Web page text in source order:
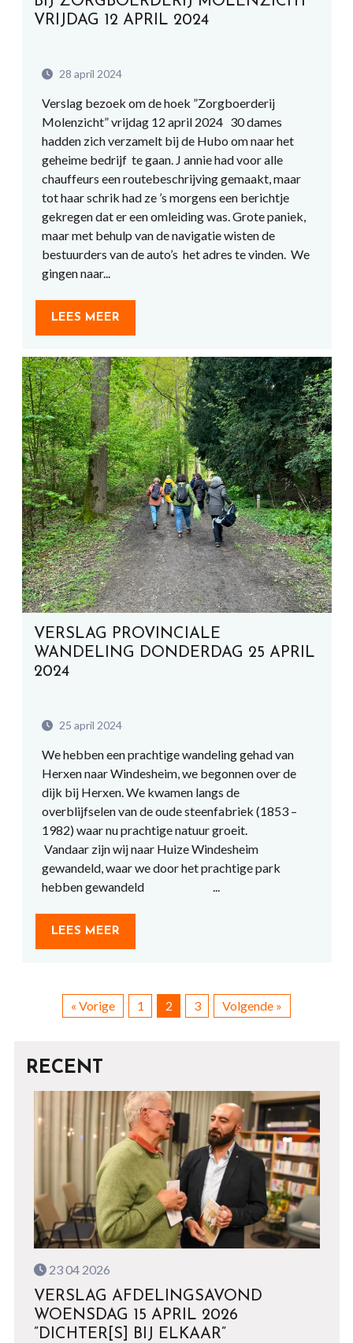
VRIJDAG 12 APRIL 2024
28 april 2024
Verslag bezoek om de hoek ”Zorgboerderij
Molenzicht” vrijdag 12 april 2024 30 dames
hadden zich verzamelt bij de Hubo om naar het
geheime bedrijf te gaan. J annie had voor alle
chauffeurs een routebeschrijving gemaakt, maar
tot haar schrik had ze ’s morgens een berichtje
gekregen dat er een omleiding was. Grote paniek,
maar met behulp van de navigatie wisten de
bestuurders van de auto’s het adres te vinden. We
gingen naar...
LEES MEER
VERSLAG PROVINCIALE
WANDELING DONDERDAG 25 APRIL
2024
25 april 2024
We hebben een prachtige wandeling gehad van
Herxen naar Windesheim, we begonnen over de
dijk bij Herxen. We kwamen langs de
overblijfselen van de oude steenfabriek (1853 –
1982) waar nu prachtige natuur groeit.
Vandaar zijn wij naar Huize Windesheim
gewandeld, waar we door het prachtige park
hebben gewandeld ...
LEES MEER
« Vorige 1 2 3 Volgende »
RECENT
23 04 2026
VERSLAG AFDELINGSAVOND
WOENSDAG 15 APRIL 2026
”DICHTER[S] BIJ ELKAAR”